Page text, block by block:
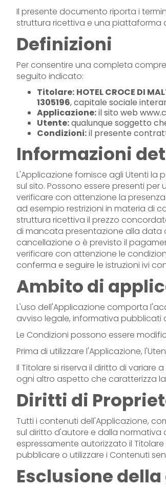
Il presente documento riporta i
struttura ricettiva e una piattaforma
Definizioni
Per consentire una completa
seguito indicato:
Titolare: HOTEL CROCE DI
1305196, capitale sociale
Applicazione:il sito web
Utente:qualunque soggetto
Condizioni:il presente
Informazioni
L'Applicazione fornisce agli Utenti la
sul sito. Possono essere presenti
verificare con attenzione la
ad esempio restrizioni in materia di
struttura ricettiva il prezzo
di mancata presentazione alla data
cancellazione o è previsto il
verificare con attenzione le
conferma e seguire le istruzioni ivi
Ambito di
L'uso dell'Applicazione comporta
avviso legale, informativa pubblicati
Le Condizioni possono essere
Prima di utilizzare l'Applicazione,
Il Titolare si riserva il diritto di
ogni altro aspetto che caratterizza
Diritti di
Tutti i contenuti dell'Applicazione,
sul diritto d'autore e dalla normativa
espressamente autorizzato il
pubblicare o utilizzare i Contenuti
Esclusione